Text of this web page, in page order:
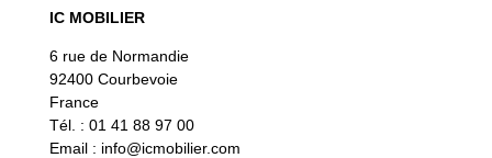
IC MOBILIER
6 rue de Normandie
92400 Courbevoie
France
Tél. : 01 41 88 97 00
Email : info@icmobilier.com